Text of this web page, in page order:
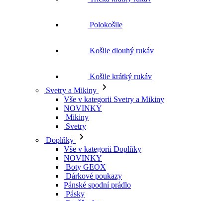
Svetry a Mikiny
Vše v kategorii Doplňky
NOVINKY
Boty GEOX
Dárkové poukazy
Pánské spodní prádlo
Pásky
Peněženky
Tašky
Čepice
Šály
Plavky
Vše v kategorii Výprodej